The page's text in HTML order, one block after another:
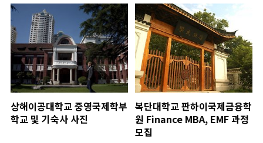
상해이공대학교 중영국제학부
학교 및 기숙사 사진
복단대학교 판하이국제금융학
원 Finance MBA, EMF 과정
모집